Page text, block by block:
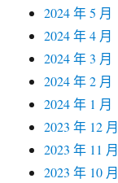
2024 年 5 月
2024 年 4 月
2024 年 3 月
2024 年 2 月
2024 年 1 月
2023 年 12 月
2023 年 11 月
2023 年 10 月